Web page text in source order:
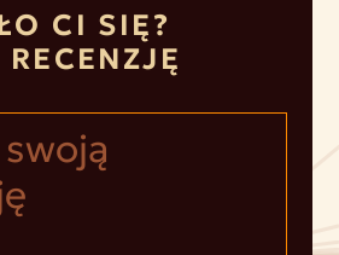
CI SIĘ?